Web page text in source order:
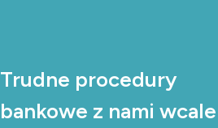
Trudne procedury
bankowe z nami